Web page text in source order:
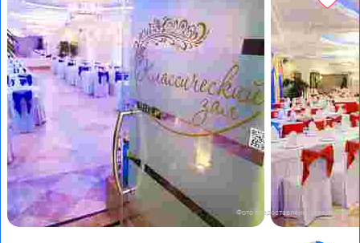
Фото предоставлены заведением